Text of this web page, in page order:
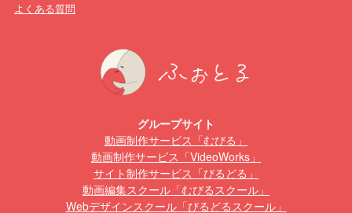
よくある質問
グループサイト
動画制作サービス「むびる」
動画制作サービス「VideoWorks」
サイト制作サービス「びるどる」
動画編集スクール「むびるスクール」
Webデザインスクール「びるどるスクール」